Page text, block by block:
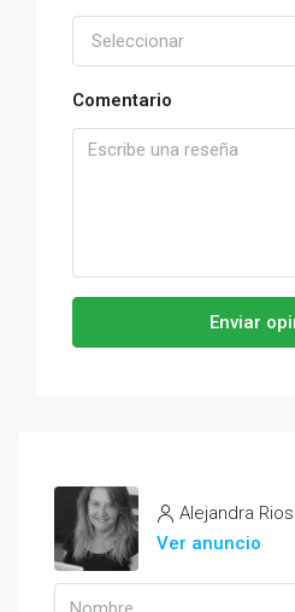
Seleccionar
Comentario
Enviar
Alejandra Rios
Ver anuncio